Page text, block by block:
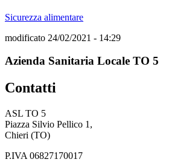
Sicurezza alimentare
modificato 24/02/2021 - 14:29
Azienda Sanitaria Locale TO 5
Contatti
ASL TO 5
Piazza Silvio Pellico 1,
Chieri (TO)
P.IVA 06827170017